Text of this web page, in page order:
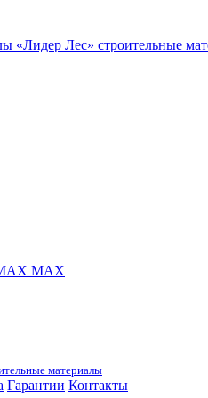
«Лидер Лес» строительные
MAX
материалы
Гарантии Контакты